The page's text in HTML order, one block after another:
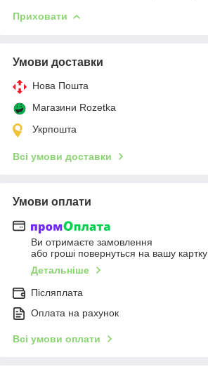
Приховати
Умови доставки
Нова Пошта
Магазини Rozetka
Укрпошта
Всі умови доставки
Умови оплати
Ви отримаєте замовлення
або гроші повернуться на вашу картку
Детальніше
Післяплата
Оплата на рахунок
Всі умови оплати